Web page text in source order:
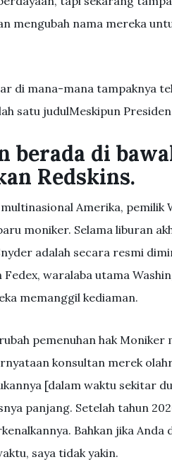
mengubah nama mereka
di mana-mana tampaknya
satu judulMeskipun
berada di
Redskins.
Amerika, pemilik
moniker. Selama liburan
adalah secara resmi
Fedex, waralaba utama
memanggil kediaman.
pemenuhan hak Moniker
konsultan merek
[dalam waktu sekitar
panjang. Setelah tahun
Bahkan jika Anda
saya tidak yakin.